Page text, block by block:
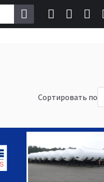
Сортировать по